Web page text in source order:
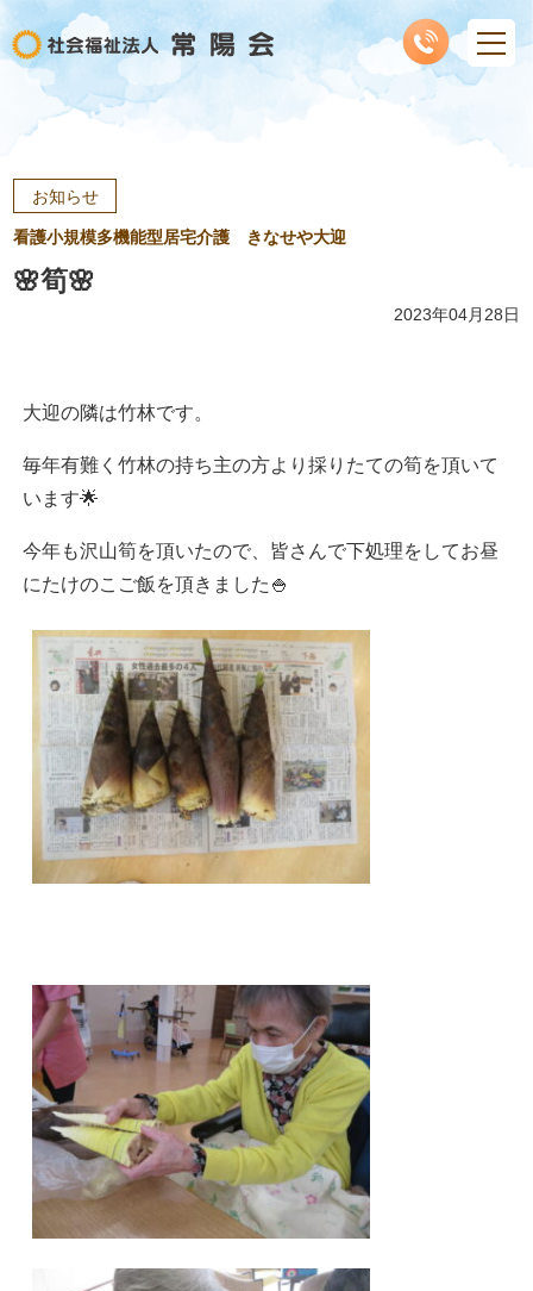
お知らせ
看護小規模多機能型居宅介護 きなせや大迎
🌸筍🌸
2023年04月28日
大迎の隣は竹林です。
毎年有難く竹林の持ち主の方より採りたての筍を頂いて
います🌟
今年も沢山筍を頂いたので、皆さんで下処理をしてお昼
にたけのこご飯を頂きました🍚